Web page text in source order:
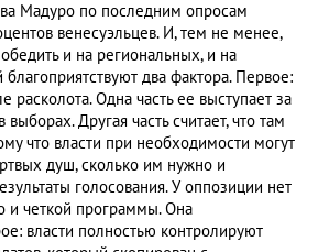
Мадуро по последним опросам
венесуэльцев. И, тем не менее,
и на региональных, и на
два фактора. Первое:
расколота. Одна часть ее выступает за
выборах. Другая часть считает, что там
что власти при необходимости могут
душ, сколько им нужно и
голосования. У оппозиции нет
и четкой программы. Она
власти полностью контролируют